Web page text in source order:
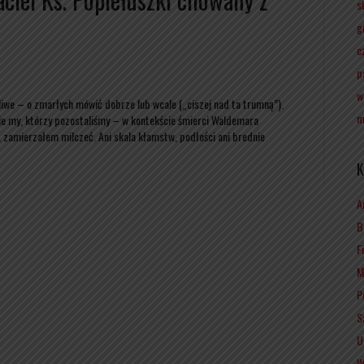
– o zmarłych mówić dobrze lub wcale („ciszej nad ta trumną”).
my, którzy pozostaliśmy – w kontekście śmierci Waldemara
milczeć. Ani skala kłamstw, podłości ani brednie